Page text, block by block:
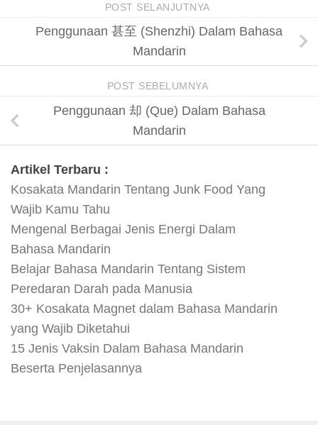
POST SELANJUTNYA
Penggunaan 甚至 (Shenzhi) Dalam Bahasa
Mandarin
POST SEBELUMNYA
Penggunaan 却 (Que) Dalam Bahasa
Mandarin
Artikel Terbaru :
Kosakata Mandarin Tentang Junk Food Yang
Wajib Kamu Tahu
Mengenal Berbagai Jenis Energi Dalam
Bahasa Mandarin
Belajar Bahasa Mandarin Tentang Sistem
Peredaran Darah pada Manusia
30+ Kosakata Magnet dalam Bahasa Mandarin
yang Wajib Diketahui
15 Jenis Vaksin Dalam Bahasa Mandarin
Beserta Penjelasannya